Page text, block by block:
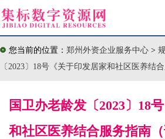
您当前的位置： 郑州外资企业服务中心 >
〔2023〕18号《关于印发居家和社区医养结
国卫办老龄发〔2023〕18
和社区医养结合服务指南（